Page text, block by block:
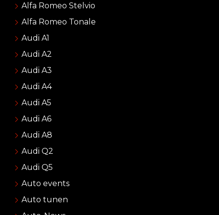
Alfa Romeo Stelvio
Alfa Romeo Tonale
Audi A1
Audi A2
Audi A3
Audi A4
Audi A5
Audi A6
Audi A8
Audi Q2
Audi Q5
Auto events
Auto tunen